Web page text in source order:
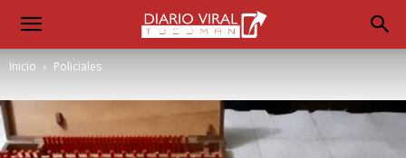
Inicio Policiales